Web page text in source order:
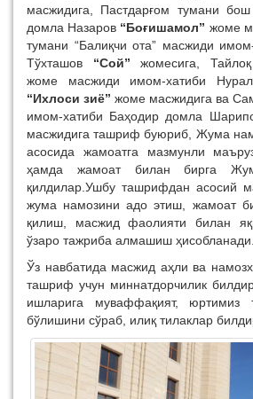
масжидига, Пастдарғом тумани
домла Назаров “Боғишамол” жоме
тумани “Балиқчи ота” масжиди
Тўхташов “Сой” жомесига,
жоме масжиди имом-хатиби
“Ихлоси зиё” жоме масжидига ва
имом-хатиби Баҳодир домла
масжидига ташриф буюриб, Жума
асосида жамоатга мазмунли
ҳамда жамоат билан бирга
қилдилар.Ушбу ташрифдан асосий
жума намозини адо этиш, жамоат
қилиш, масжид фаолияти билан
ўзаро тажриба алмашиш ҳисобланади.
Ўз навбатида масжид аҳли ва
ташриф учун миннатдорчилик
ишларига муваффақият, юртимиз
бўлишини сўраб, илиқ тилаклар